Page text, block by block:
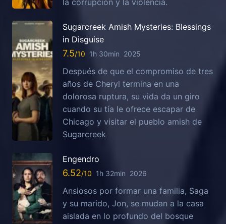
Sugarcreek Amish Mysteries: Blessings
in Disguise
7.5 1h 30min 2025
Después de que el compromiso de tres
años de Cheryl termina en una
dolorosa ruptura, su vida da un giro
cuando su tía le ofrece escapar de
Chicago y visitar el pueblo amish de
Sugarcreek
Engendro
6.52 1h 32min 2026
Ansiosos por formar una familia, Saga
y su marido, Jon, se mudan a la casa
aislada en lo profundo del bosque